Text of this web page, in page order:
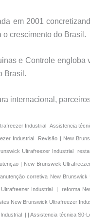
em 2001
crescimento do Brasil.
e Controle
Brasil.
internacional,
| Reformas New Brunswick Ultrafreezer Industrial | | Assistencia técnica S0-Low Brasil Preço R$- | Assistencia técnica Thermo Electron Brasil Preço R$- | Assistencia técnica VWR Brasil Preço R$- | Assistencia técnica New Brunswick Brasil Preço R$- | Assistencia técnica Thermo Forma Brasil Preço R$- | Assistencia técnica USA Lab Equipment Brasil Preço R$- | Assistencia técnica Sanyo Ultra Low Brasil Preço R$- | Assistencia técnica Revco Brasil Preço R$- | Assistencia técnica Forma Scientific Brasil Preço R$- | Assistencia técnica Stirling Ultracold Brasil Preço R$- | Assistencia técnica Revco Brasil Preço R$- | Assistencia técnica ABM Brasil Preço R$- | Assistencia técnica Napco Preço Brasil Preço R$- | Assistencia técnica Panasonic Freezer Brasil Preço R$- | Assistencia técnica Thermo Brasil Preço R$- | Assistencia técnica Forma Brasil Preço R$- | Assistencia técnica Sanyo Brasil Preço R$- | Assistencia técnica Thermo Scientific Brasil Preço R$- | Assistencia técnica |S0-Low Brasil Preço R$- Assistencia técnica |Thermo Electron Brasil Preço R$- Assistencia técnica |VWR Brasil Preço R$- Assistencia técnica |New Brunswick Brasil Preço R$- Assistencia técnica |Thermo Forma Brasil Preço R$- Assistencia técnica |USA Lab Equipment Brasil Preço R$- Assistencia técnica |Sanyo Ultra Low Brasil Preço R$- Assistencia técnica |Revco Brasil Preço R$- Assistencia técnica |Forma